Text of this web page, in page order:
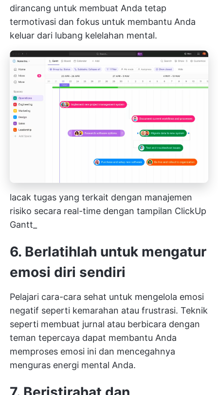
dirancang untuk membuat Anda tetap
termotivasi dan fokus untuk membantu Anda
keluar dari lubang kelelahan mental.
lacak tugas yang terkait dengan manajemen
risiko secara real-time dengan tampilan ClickUp
Gantt_
6. Berlatihlah untuk mengatur
emosi diri sendiri
Pelajari cara-cara sehat untuk mengelola emosi
negatif seperti kemarahan atau frustrasi. Teknik
seperti membuat jurnal atau berbicara dengan
teman tepercaya dapat membantu Anda
memproses emosi ini dan mencegahnya
menguras energi mental Anda.